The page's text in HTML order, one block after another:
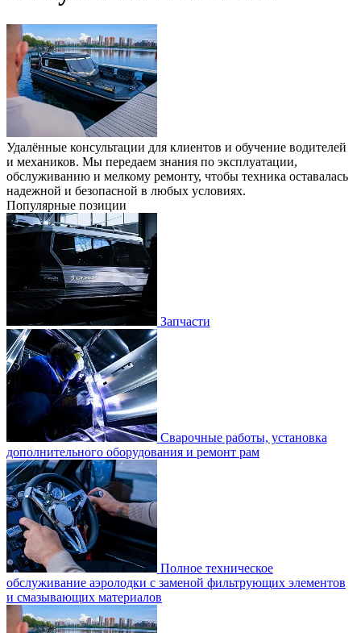
Удалённые консультации для клиентов и обучение водителей
и механиков. Мы передаем знания по эксплуатации,
обслуживанию и мелкому ремонту, чтобы техника оставалась
надежной и безопасной в любых условиях.
Популярные позиции
Запчасти
Сварочные работы, установка
дополнительного оборудования и ремонт рам
Полное техническое
обслуживание аэролодки с заменой фильтрующих элементов
и смазывающих материалов